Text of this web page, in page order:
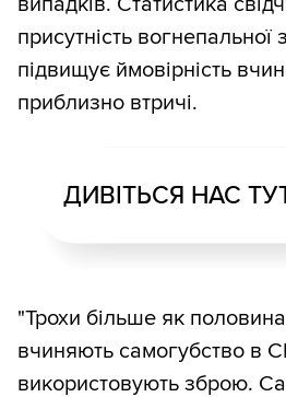
присутність вогнепальної
підвищує ймовірність
приблизно втричі.
ДИВІТЬСЯ НАС
"Трохи більше як
вчиняють самогубство в
використовують зброю.